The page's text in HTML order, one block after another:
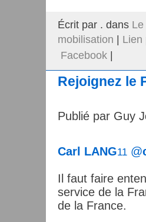
Écrit par . dans
mobilisation
Lien
Facebook
Rejoignez le
Publié par Guy
Carl LANG @
11
Il faut faire
service de la
de la France.